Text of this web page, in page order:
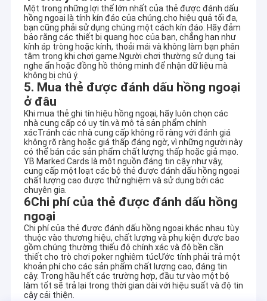
Một trong những lợi thế lớn nhất của thẻ được đánh dấu
hồng ngoại là tính kín đáo của chúng.cho hiệu quả tối đa,
bạn cũng phải sử dụng chúng một cách kín đáo. Hãy đảm
bảo rằng các thiết bị quang học của bạn, chẳng hạn như
kính áp tròng hoặc kính, thoải mái và không làm bạn phân
tâm trong khi chơi game.Người chơi thường sử dụng tai
nghe ẩn hoặc đồng hồ thông minh để nhận dữ liệu mà
không bị chú ý.
5. Mua thẻ được đánh dấu hồng ngoại
ở đâu
Khi mua thẻ ghi tín hiệu hồng ngoại, hãy luôn chọn các
nhà cung cấp có uy tín.và mô tả sản phẩm chính
xácTránh các nhà cung cấp không rõ ràng với đánh giá
không rõ ràng hoặc giá thấp đáng ngờ, vì những người này
có thể bán các sản phẩm chất lượng thấp hoặc giả mạo.
YB Marked Cards là một nguồn đáng tin cậy như vậy,
cung cấp một loạt các bộ thẻ được đánh dấu hồng ngoại
chất lượng cao được thử nghiệm và sử dụng bởi các
chuyên gia.
6Chi phí của thẻ được đánh dấu hồng
ngoại
Chi phí của thẻ được đánh dấu hồng ngoại khác nhau tùy
thuộc vào thương hiệu, chất lượng và phụ kiện được bao
gồm.chúng thường thiếu độ chính xác và độ bền cần
thiết cho trò chơi poker nghiêm túcƯớc tính phải trả một
khoản phí cho các sản phẩm chất lượng cao, đáng tin
cậy. Trong hầu hết các trường hợp, đầu tư vào một bộ
làm tốt sẽ trả lại trong thời gian dài với hiệu suất và độ tin
cậy cải thiện.